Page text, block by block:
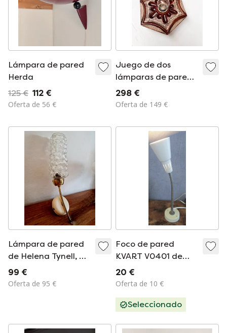
Lámpara de pared
Herda
125 € 112 €
Oferta de 56 €
Juego de dos
lámparas de pared
Hustadt Leuchten,
años 70
298 €
Oferta de 149 €
Lámpara de pared
de Helena Tynell, de
cristal burbuja.
99 €
Oferta de 95 €
Foco de pared
KVART V0401 de
Ikea.
20 €
Oferta de 10 €
Seleccionado